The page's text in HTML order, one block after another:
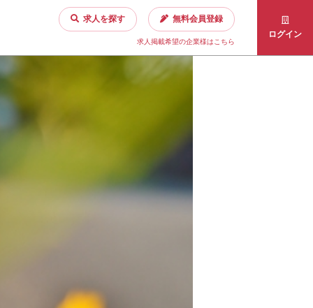
求人を探す 無料会員登録
求人掲載希望の企業様はこちら
ログイン